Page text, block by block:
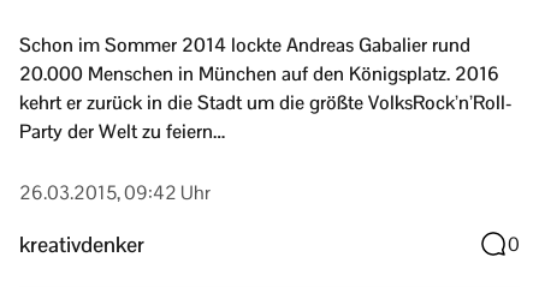
Schon im Sommer 2014 lockte Andreas Gabalier rund
20.000 Menschen in München auf den Königsplatz. 2016
kehrt er zurück in die Stadt um die größte VolksRock’n’Roll-
Party der Welt zu feiern…
26.03.2015, 09:42 Uhr
kreativdenker 0